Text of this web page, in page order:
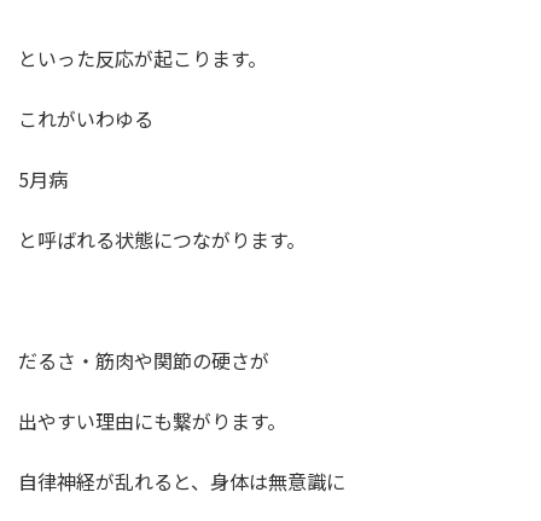
といった反応が起こります。
これがいわゆる
5月病
と呼ばれる状態につながります。
だるさ・筋肉や関節の硬さが
出やすい理由にも繋がります。
自律神経が乱れると、身体は無意識に